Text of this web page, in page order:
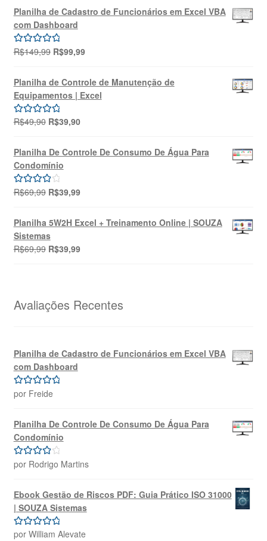
original
era:
R$69,99.
atual
é:
Planilha de Cadastro de Funcionários em Excel VBA
com Dashboard
Avaliação
R$149,99 O
original
era:
R$149,99.
R$99,99O
atual
é:
R$99,99.
Planilha de Controle de Manutenção de
Equipamentos | Excel
Avaliação
R$49,90 O
original
era:
R$49,90.
R$39,90O
atual
é:
Planilha De Controle De Consumo De Água Para
Condomínio
Avaliação
R$69,99 O
original
era:
R$69,99.
R$39,99O
atual
é:
Planilha 5W2H Excel + Treinamento Online | SOUZA
Sistemas
R$69,99 O
R$69,99.
R$39,99O
R$39,99.
Avaliações Recentes
Planilha de Cadastro de Funcionários em Excel VBA
com Dashboard
Avaliação5
por Freide
Planilha De Controle De Consumo De Água Para
Condomínio
Avaliação
por Rodrigo Martins
Ebook Gestão de Riscos PDF: Guia Prático ISO 31000
| SOUZA Sistemas
Avaliação5
por William Alevate